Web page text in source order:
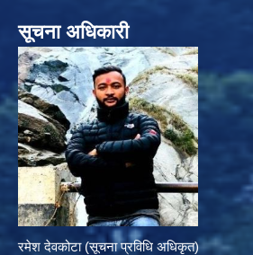
सूचना अधिकारी
रमेश देवकोटा (सूचना प्रविधि अधिकृत)